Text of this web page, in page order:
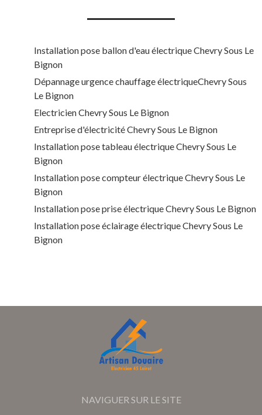
Installation pose ballon d'eau électrique Chevry Sous Le
Bignon
Dépannage urgence chauffage électriqueChevry Sous
Le Bignon
Electricien Chevry Sous Le Bignon
Entreprise d'électricité Chevry Sous Le Bignon
Installation pose tableau électrique Chevry Sous Le
Bignon
Installation pose compteur électrique Chevry Sous Le
Bignon
Installation pose prise électrique Chevry Sous Le Bignon
Installation pose éclairage électrique Chevry Sous Le
Bignon
NAVIGUER SUR LE SITE